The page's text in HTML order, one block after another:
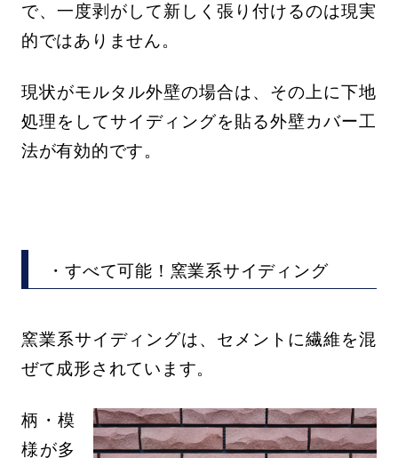
で、一度剥がして新しく張り付けるのは現実
的ではありません。
現状がモルタル外壁の場合は、その上に下地
処理をしてサイディングを貼る外壁カバー工
法が有効的です。
・すべて可能！窯業系サイディング
窯業系サイディングは、セメントに繊維を混
ぜて成形されています。
柄・模
様が多